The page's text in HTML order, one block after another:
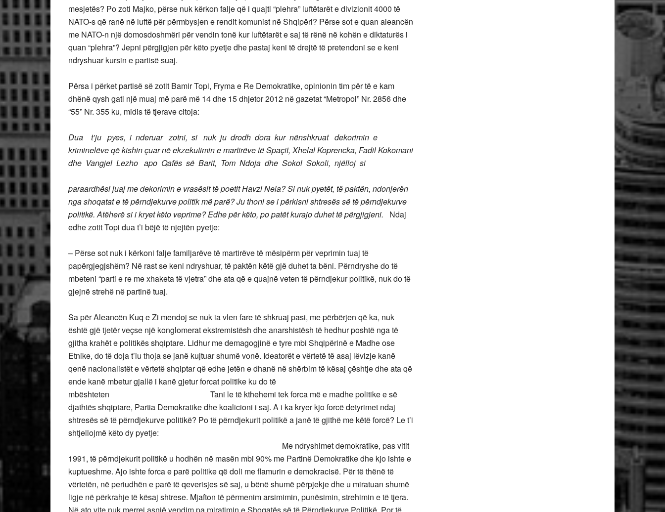
mesjetës? Po zoti Majko, përse nuk kërkon falje që i quajti “plehra” luftëtarët e divizionit 4000 të
NATO-s që ranë në luftë për përmbysjen e rendit komunist në Shqipëri? Përse sot e quan aleancën
me NATO-n një domosdoshmëri për vendin tonë kur luftëtarët e saj të rënë në kohën e diktaturës i
quan “plehra”? Jepni përgjigjen për këto pyetje dhe pastaj keni të drejtë të pretendoni se e keni
ndryshuar kursin e partisë suaj.
Përsa i përket partisë së zotit Bamir Topi, Fryma e Re Demokratike, opinionin tim për të e kam
dhënë qysh gati një muaj më parë më 14 dhe 15 dhjetor 2012 në gazetat “Metropol” Nr. 2856 dhe
“55” Nr. 355 ku, midis të tjerave citoja:
Dua t’ju pyes, i nderuar zotni, si nuk ju drodh dora kur nënshkruat dekorimin e
kriminelëve që kishin çuar në ekzekutimin e martirëve të Spaçit, Xhelal Koprencka, Fadil Kokomani
dhe Vangjel Lezho apo Qafës së Barit, Tom Ndoja dhe Sokol Sokoli, njëlloj si
paraardhësi juaj me dekorimin e vrasësit të poetit Havzi Nela? Si nuk pyetët, të paktën, ndonjerën
nga shoqatat e të përndjekurve politik më parë? Ju thoni se i përkisni shtresës së të përndjekurve
politikë. Atëherë si i kryet këto veprime? Edhe për këto, po patët kurajo duhet të përgjigjeni. Ndaj
edhe zotit Topi dua t’i bëjë të njejtën pyetje:
– Përse sot nuk i kërkoni falje familjarëve të martirëve të mësipërm për veprimin tuaj të
papërgjegjshëm? Në rast se keni ndryshuar, të paktën këtë gjë duhet ta bëni. Përndryshe do të
mbeteni “parti e re me xhaketa të vjetra” dhe ata që e quajnë veten të përndjekur politikë, nuk do të
gjejnë strehë në partinë tuaj.
Sa për Aleancën Kuq e Zi mendoj se nuk ia vlen fare të shkruaj pasi, me përbërjen që ka, nuk
është gjë tjetër veçse një konglomerat ekstremistësh dhe anarshistësh të hedhur poshtë nga të
gjitha krahët e politikës shqiptare. Lidhur me demagogjinë e tyre mbi Shqipërinë e Madhe ose
Etnike, do të doja t’iu thoja se janë kujtuar shumë vonë. Ideatorët e vërtetë të asaj lëvizje kanë
qenë nacionalistët e vërtetë shqiptar që edhe jetën e dhanë në shërbim të kësaj çështje dhe ata që
ende kanë mbetur gjallë i kanë gjetur forcat politike ku do të
mbështeten Tani le të kthehemi tek forca më e madhe politike e së
djathtës shqiptare, Partia Demokratike dhe koalicioni i saj. A i ka kryer kjo forcë detyrimet ndaj
shtresës së të përndjekurve politikë? Po të përndjekurit politikë a janë të gjithë me këtë forcë? Le t’i
shtjellojmë këto dy pyetje:
Me ndryshimet demokratike, pas vitit
1991, të përndjekurit politikë u hodhën në masën mbi 90% me Partinë Demokratike dhe kjo ishte e
kuptueshme. Ajo ishte forca e parë politike që doli me flamurin e demokracisë. Për të thënë të
vërtetën, në periudhën e parë të qeverisjes së saj, u bënë shumë përpjekje dhe u miratuan shumë
ligje në përkrahje të kësaj shtrese. Mjafton të përmenim arsimimin, punësimin, strehimin e të tjera.